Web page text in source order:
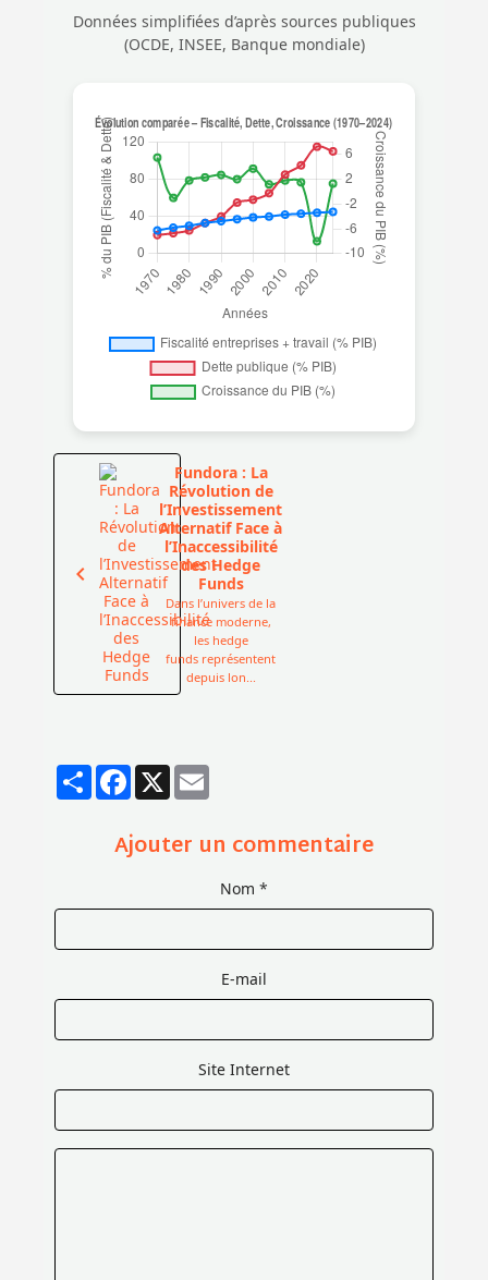
Données simplifiées d’après sources publiques
(OCDE, INSEE, Banque mondiale)
Fundora : La
Révolution de
l’Investissement
Alternatif Face à
l’Inaccessibilité
des Hedge
Funds
Dans l’univers de la
finance moderne,
les hedge
funds représentent
depuis lon...
PartagerFacebook
X
Ajouter un commentaire
Nom
E-mail
Site Internet